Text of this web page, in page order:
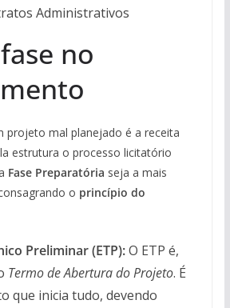
Administrativos
no
projeto mal planejado é a receita
estrutura o processo licitatório
Fase Preparatória seja a mais
o princípio do
Preliminar (ETP):O ETP é,
Termo de Abertura do Projeto. É
que inicia tudo, devendo